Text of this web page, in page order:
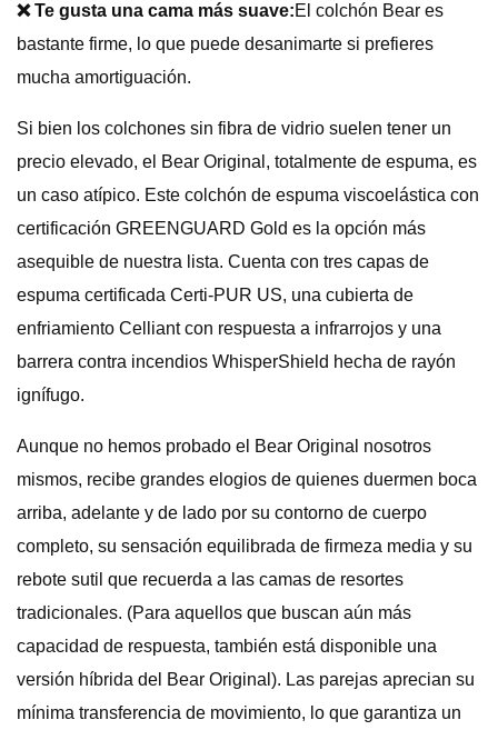
❌ Te gusta una cama más suave:El colchón Bear es
bastante firme, lo que puede desanimarte si prefieres
mucha amortiguación.
Si bien los colchones sin fibra de vidrio suelen tener un
precio elevado, el Bear Original, totalmente de espuma, es
un caso atípico. Este colchón de espuma viscoelástica con
certificación GREENGUARD Gold es la opción más
asequible de nuestra lista. Cuenta con tres capas de
espuma certificada Certi-PUR US, una cubierta de
enfriamiento Celliant con respuesta a infrarrojos y una
barrera contra incendios WhisperShield hecha de rayón
ignífugo.
Aunque no hemos probado el Bear Original nosotros
mismos, recibe grandes elogios de quienes duermen boca
arriba, adelante y de lado por su contorno de cuerpo
completo, su sensación equilibrada de firmeza media y su
rebote sutil que recuerda a las camas de resortes
tradicionales. (Para aquellos que buscan aún más
capacidad de respuesta, también está disponible una
versión híbrida del Bear Original). Las parejas aprecian su
mínima transferencia de movimiento, lo que garantiza un